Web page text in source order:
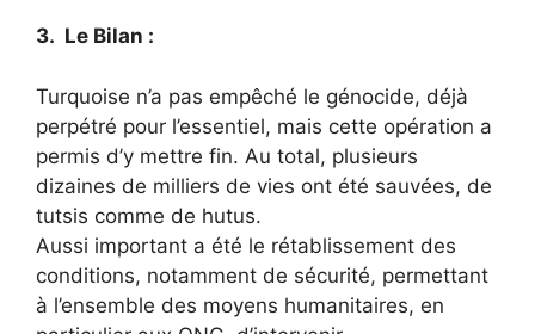
3. Le Bilan :
Turquoise n’a pas empêché le génocide, déjà
perpétré pour l’essentiel, mais cette opération a
permis d’y mettre fin. Au total, plusieurs
dizaines de milliers de vies ont été sauvées, de
tutsis comme de hutus.
Aussi important a été le rétablissement des
conditions, notamment de sécurité, permettant
à l’ensemble des moyens humanitaires, en